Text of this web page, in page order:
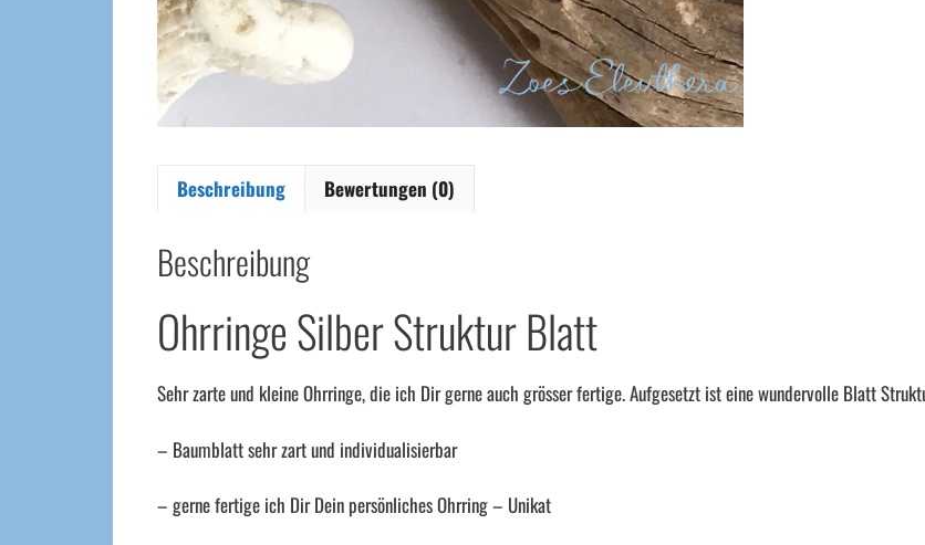
Beschreibung Bewertungen (0)
Beschreibung
Ohrringe Silber Struktur Blatt
Sehr zarte und kleine Ohrringe, die ich Dir gerne auch grösser fertige. Aufgesetzt ist eine wundervolle Blatt
– Baumblatt sehr zart und individualisierbar
– gerne fertige ich Dir Dein persönliches Ohrring – Unikat